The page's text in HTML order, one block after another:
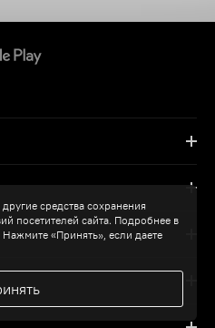
средства сохранения
посетителей сайта. Подробнее в
Нажмите «Принять», если даете